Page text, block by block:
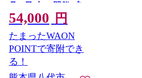
月17日(土) 開催 プレ
ミアムSA席（1人用）
花火 大会 花火大会 観
覧チケット イベント
チケット 観覧 観覧席
10月開催 やつしろ 熊
本県 八代市 【2026年9
54,000 円
たまったWAON
POINTで寄附でき
る！